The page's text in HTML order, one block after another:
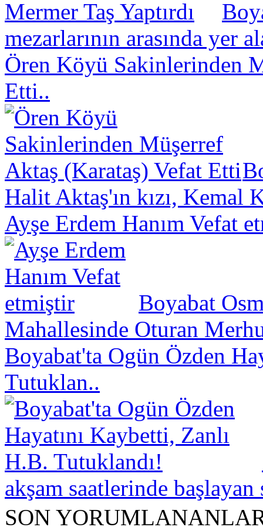
mezarlarının arasında yer
Ören Köyü Sakinlerinden
Etti..
Halit Aktaş'ın kızı, Kemal
Ayşe Erdem Hanım Vefat
Boyabat
Mahallesinde Oturan
Boyabat'ta Ogün Özden
Tutuklan..
akşam saatlerinde başlayan
SON